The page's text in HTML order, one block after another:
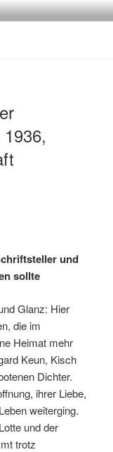
und
sollte
Glanz: Hier
die im
Heimat mehr
Keun, Kisch
Dichter.
ihrer Liebe,
weiterging.
und der
trotz